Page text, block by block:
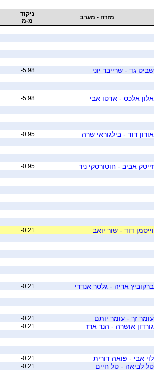
מזרח - מערב
ניקוד
מ-מ
שביט גד - שרייבר יוני -5.98
אלון אלכס - אדטו אבי -5.98
אורון דוד - בילגוראי שרה -0.95
זייטק אביב - חוטורסקי ניר -0.95
וייסמן דוד - שור יואב -0.21
ברקוביץ אריה - גלסר אנדרי -0.21
עומר זך - עומר יותם -0.21
גורדון אושרה - הנר ארז
-0.21
לוי אבי - פואה דורית -0.21
טל לביאה - טל חיים
-0.21